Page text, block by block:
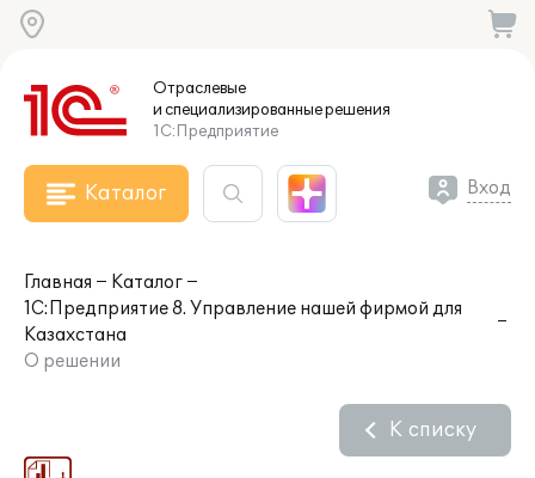
Отраслевые
и специализированныерешения
1С:Предприятие
Каталог Вход
Главная
Каталог
1С:Предприятие 8. Управление нашей фирмой для
Казахстана
О решении
К списку